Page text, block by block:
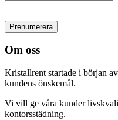
Om oss
Kristallrent startade i början
kundens önskemål.
Vi vill ge våra kunder
kontorsstädning.